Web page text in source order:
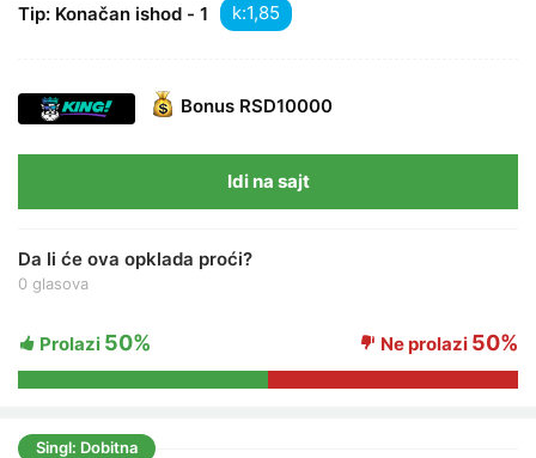
Tip: Konačan ishod - 1 k:
Bonus RSD10000
Idi na sajt
Da li će ova opklada proći?
0 glasova
Prolazi 50% Ne prolazi 50%
Singl: Dobitna